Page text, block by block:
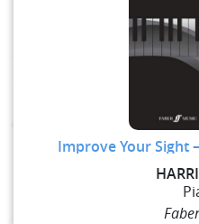
Improve Your Sight